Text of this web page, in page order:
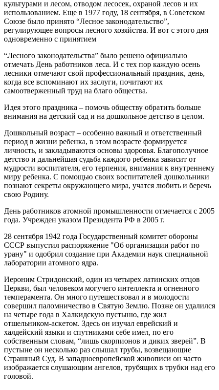
культурами и лесом, отводом лесосек, охраной лесов и их
использованием. Еще в 1977 году, 18 сентября, в Советском
Союзе было принято “Лесное законодательство”,
регулирующее вопросы лесного хозяйства. И вот с этого дня
одновременно с принятием
“Лесного законодательства” было решено официально
отмечать День работников леса. И с тех пор каждую осень
лесники отмечают свой профессиональный праздник, день,
когда все вспоминают их заслуги, почитают их
самоотверженный труд на благо общества.
Идея этого праздника – помочь обществу обратить больше
внимания на детский сад и на дошкольное детство в целом.
Дошкольный возраст – особенно важный и ответственный
период в жизни ребенка, в этом возрасте формируется
личность, и закладываются основы здоровья. Благополучное
детство и дальнейшая судьба каждого ребенка зависит от
мудрости воспитателя, его терпения, внимания к внутреннему
миру ребенка. С помощью своих воспитателей дошкольники
познают секреты окружающего мира, учатся любить и беречь
свою Родину.
День работников атомной промышленности отмечается с 2005
года. Учрежден указом Президента РФ в 2005 г.
28 сентября 1942 года Государственный комитет обороны
СССР выпустил распоряжение "Об организации работ по
урану" и одобрил создание при Академии наук специальной
лаборатории атомного ядра.
Иероним Стридонский, один из четырех латинских отцов
Церкви, был человеком могучего интеллекта и огненного
темперамента. Он много путешествовал и в молодости
совершил паломничество в Святую Землю. Позже он удалился
на четыре года в Халкидскую пустыню, где жил
отшельником-аскетом. Здесь он изучал еврейский и
халдейский языки и спутниками себе имел, по его
собственным словам, “лишь скорпионов и диких зверей”. В
пустыне он несколько раз слышал трубы, возвещающие
Страшный Суд. В западноевропейской живописи он часто
изображается слушающим ангелов, трубящих в трубки над его
головой.